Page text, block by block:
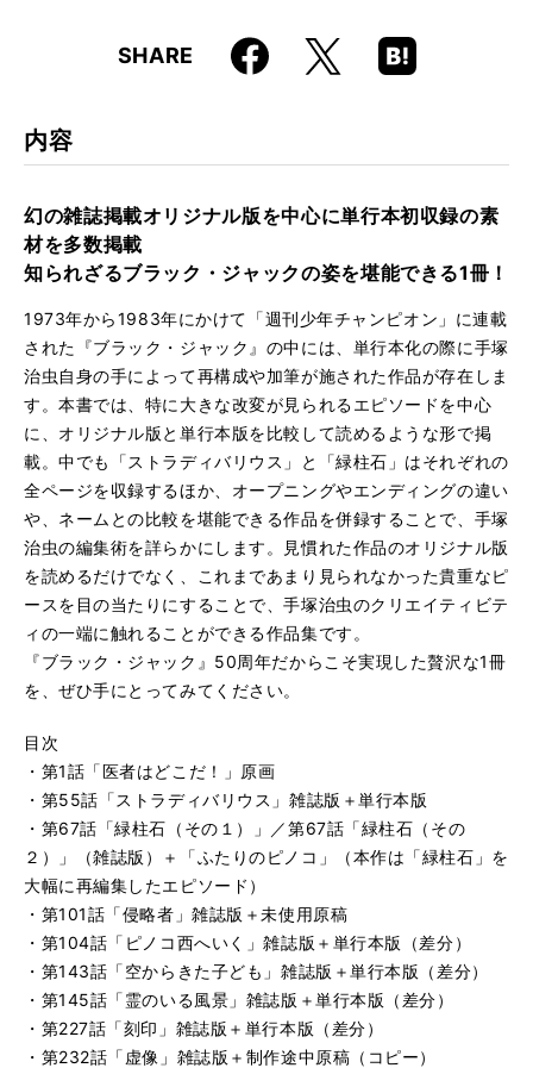
9784845639625
SHARE Faceboo
k
X
Hatena
Boo
内容
幻の雑誌掲載オリジナル版を中心に単行本初収録の素
材を多数掲載
知られざるブラック・ジャックの姿を堪能できる1冊！
1973年から1983年にかけて「週刊少年チャンピオン」に連載
された『ブラック・ジャック』の中には、単行本化の際に手塚
治虫自身の手によって再構成や加筆が施された作品が存在しま
す。本書では、特に大きな改変が見られるエピソードを中心
に、オリジナル版と単行本版を比較して読めるような形で掲
載。中でも「ストラディバリウス」と「緑柱石」はそれぞれの
全ページを収録するほか、オープニングやエンディングの違い
や、ネームとの比較を堪能できる作品を併録することで、手塚
治虫の編集術を詳らかにします。見慣れた作品のオリジナル版
を読めるだけでなく、これまであまり見られなかった貴重なピ
ースを目の当たりにすることで、手塚治虫のクリエイティビテ
ィの一端に触れることができる作品集です。
『ブラック・ジャック』50周年だからこそ実現した贅沢な1冊
を、ぜひ手にとってみてください。
目次
・第1話「医者はどこだ！」原画
・第55話「ストラディバリウス」雑誌版＋単行本版
・第67話「緑柱石（その１）」／第67話「緑柱石（その
２）」（雑誌版）＋「ふたりのピノコ」（本作は「緑柱石」を
大幅に再編集したエピソード）
・第101話「侵略者」雑誌版＋未使用原稿
・第104話「ピノコ西へいく」雑誌版＋単行本版（差分）
・第143話「空からきた子ども」雑誌版＋単行本版（差分）
・第145話「霊のいる風景」雑誌版＋単行本版（差分）
・第227話「刻印」雑誌版＋単行本版（差分）
・第232話「虚像」雑誌版＋制作途中原稿（コピー）